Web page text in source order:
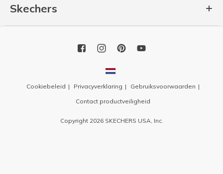
Skechers
Cookiebeleid Privacyverklaring
Gebruiksvoorwaarden
Contact productveiligheid
Copyright 2026 SKECHERS USA, Inc.